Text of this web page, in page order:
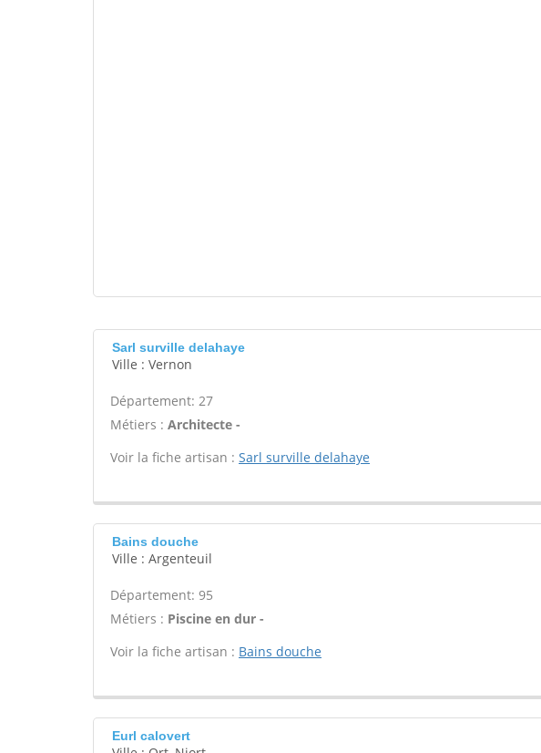
Sarl surville delahaye
Ville : Vernon
Département: 27
Métiers : Architecte -
Voir la fiche artisan : Sarl surville delahaye
Bains douche
Ville : Argenteuil
Département: 95
Métiers : Piscine en dur -
Voir la fiche artisan : Bains douche
Eurl calovert